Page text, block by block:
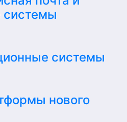
системы
системы
нового